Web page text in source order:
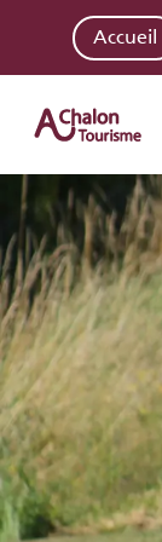
contenu
Accueil